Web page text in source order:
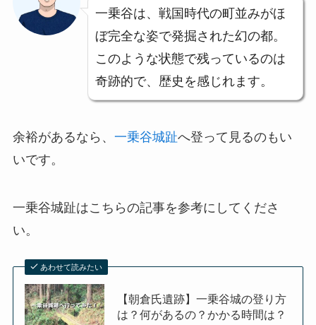
一乗谷は、戦国時代の町並みがほ
ぼ完全な姿で発掘された幻の都。
このような状態で残っているのは
奇跡的で、歴史を感じれます。
余裕があるなら、 一乗谷城趾へ登って見るのもい
いです。
一乗谷城趾はこちらの記事を参考にしてくださ
い。
あわせて読みたい
【朝倉氏遺跡】一乗谷城の登り方
は？何があるの？かかる時間は？